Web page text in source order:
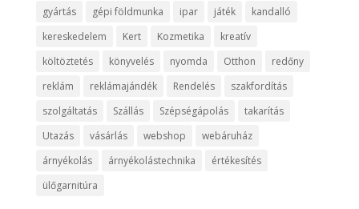
gyártás
gépi földmunka ipar játék
kandalló
kereskedelem
Kert Kozmetika
kreatív
költöztetés
könyvelés nyomda Otthon
redőny
reklám
reklámajándék Rendelés
szakfordítás
szolgáltatás
Szállás Szépségápolás
takarítás
Utazás
vásárlás webshop
webáruház
árnyékolás
árnyékolástechnika
értékesítés
ülőgarnitúra